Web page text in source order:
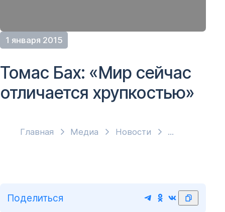
1 января 2015
Главная Медиа Новости
Томас Бах: «Мир сейчас
отличается хрупкостью»
Поделиться